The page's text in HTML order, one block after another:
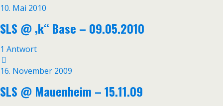
10. Mai 2010
SLS @ ‚k“ Base – 09.05.2010
1 Antwort
16. November 2009
SLS @ Mauenheim – 15.11.09